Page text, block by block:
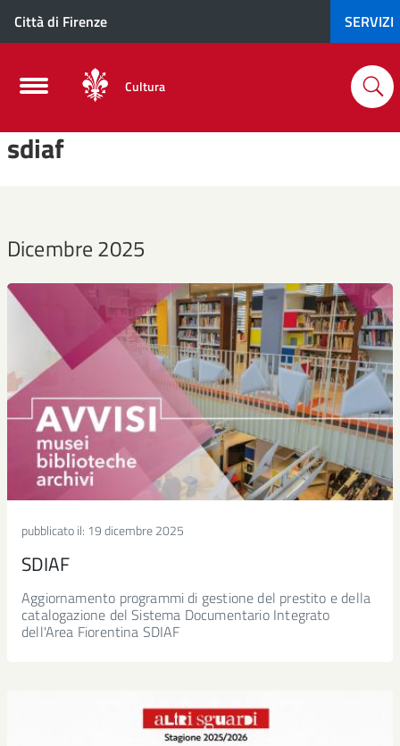
Città di Firenze SERVIZI
Cultura
sdiaf
Dicembre 2025
pubblicato il: 19 dicembre 2025
SDIAF
Aggiornamento programmi di gestione del prestito e della
catalogazione del Sistema Documentario Integrato
dell'Area Fiorentina SDIAF